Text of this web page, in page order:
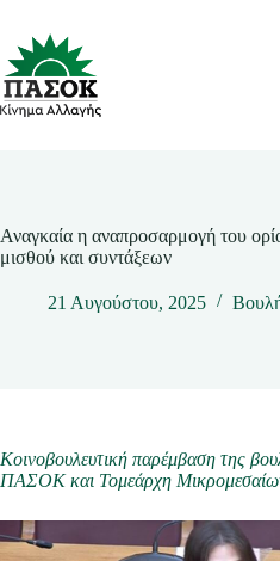
περιεχόμενο
Αναγκαία η αναπροσαρμογή του
μισθού και συντάξεων
21 Αυγούστου, 2025
Κοινοβουλευτική παρέμβαση της
ΠΑΣΟΚ και Τομεάρχη